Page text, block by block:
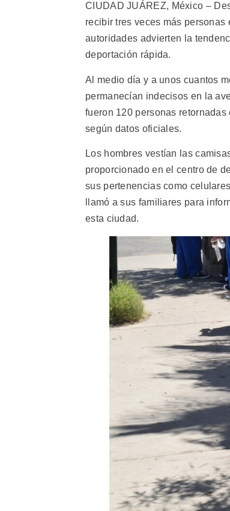
CIUDAD JUÁREZ, México –
recibir tres veces más
autoridades advierten la
deportación rápida.
Al medio día y a unos cuantos
permanecían indecisos en la
fueron 120 personas
según datos oficiales.
Los hombres vestían las
proporcionado en el centro de
sus pertenencias como
llamó a sus familiares para
esta ciudad.